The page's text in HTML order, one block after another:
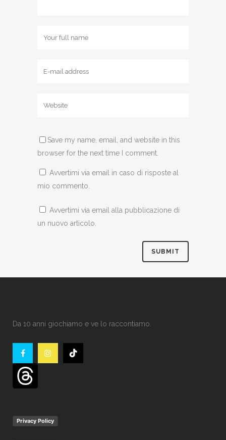
Save my name, email, and website in this
browser for the next time I comment.
Avvertimi via email in caso di risposte al
mio commento.
Avvertimi via email alla pubblicazione di
un nuovo articolo.
Da 10 anni giochiamo e ve lo raccontiamo.
Privacy Policy